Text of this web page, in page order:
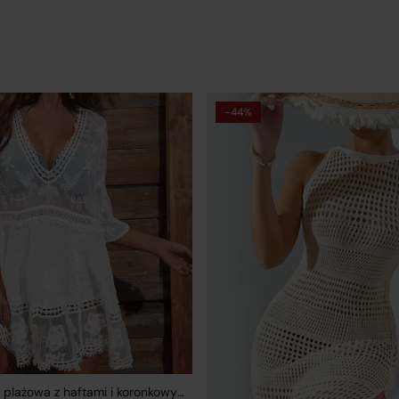
z haftami i koronkowymi wstawkami
-44%